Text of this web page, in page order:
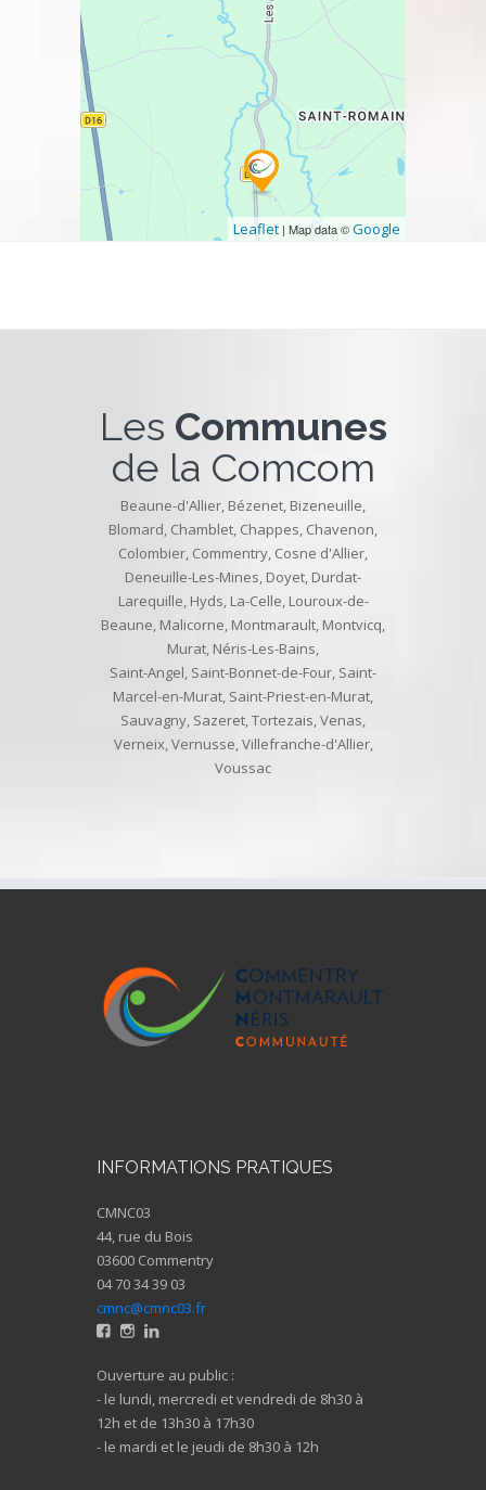
Leaflet | Map data ©Google
Les Communes
de la Comcom
Beaune-d'Allier, Bézenet, Bizeneuille,
Blomard, Chamblet, Chappes, Chavenon,
Colombier, Commentry, Cosne d'Allier,
Deneuille-Les-Mines, Doyet, Durdat-
Larequille, Hyds, La-Celle, Louroux-de-
Beaune, Malicorne, Montmarault, Montvicq,
Murat, Néris-Les-Bains,
Saint-Angel, Saint-Bonnet-de-Four, Saint-
Marcel-en-Murat, Saint-Priest-en-Murat,
Sauvagny, Sazeret,Tortezais,Venas,
Verneix,Vernusse,Villefranche-d'Allier,
Voussac
INFORMATIONS PRATIQUES
CMNC03
44, rue du Bois
03600 Commentry
04 70 34 39 03
cmnc@cmnc03.fr
Ouverture au public :
- le lundi, mercredi et vendredi de 8h30 à
12h et de 13h30 à 17h30
- le mardi et le jeudi de 8h30 à 12h